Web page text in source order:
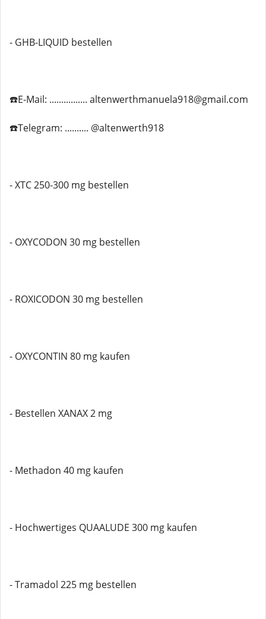
- GHB-LIQUID bestellen
☎️E-Mail: ................ altenwerthmanuela918@gmail.com
☎️Telegram: .......... @altenwerth918
- XTC 250-300 mg bestellen
- OXYCODON 30 mg bestellen
- ROXICODON 30 mg bestellen
- OXYCONTIN 80 mg kaufen
- Bestellen XANAX 2 mg
- Methadon 40 mg kaufen
- Hochwertiges QUAALUDE 300 mg kaufen
- Tramadol 225 mg bestellen